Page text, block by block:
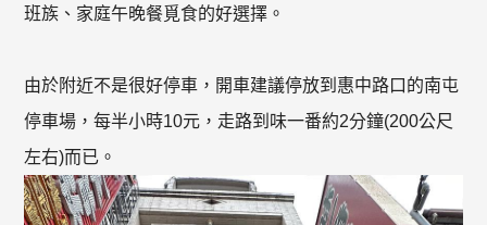
班族、家庭午晚餐覓食的好選擇。
由於附近不是很好停車，開車建議停放到惠中路口的南屯
停車場，每半小時10元，走路到味一番約2分鐘(200公尺
左右)而已。